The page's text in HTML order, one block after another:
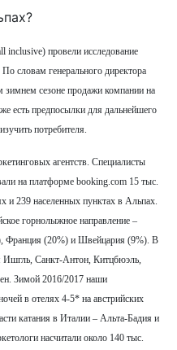
inclusive) провели исследование
словам генерального директора
зимнем сезоне продажи компании на
есть предпосылки для дальнейшего
потребителя.
агентств. Специалисты
на платформе booking.com 15 тыс.
и 239 населенных пунктах в Альпах.
горнолыжное направление –
Франция (20%) и Швейцария (9%). В
Санкт-Антон, Китцбюэль,
Зимой 2016/2017 наши
в отелях 4-5* на австрийских
катания в Италии – Альта-Бадия и
насчитали около 140 тыс.